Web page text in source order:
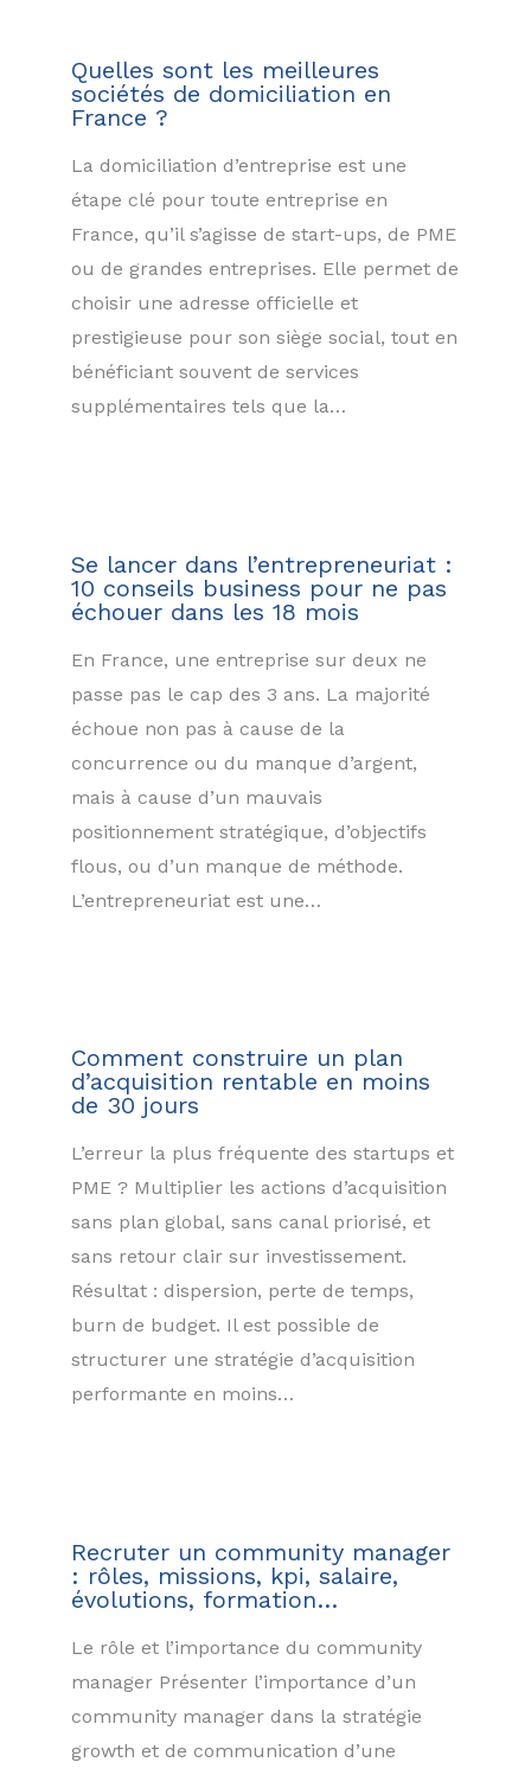
Quelles sont les meilleures
sociétés de domiciliation en
France ?
La domiciliation d’entreprise est une
étape clé pour toute entreprise en
France, qu’il s’agisse de start-ups, de PME
ou de grandes entreprises. Elle permet de
choisir une adresse officielle et
prestigieuse pour son siège social, tout en
bénéficiant souvent de services
supplémentaires tels que la…
Se lancer dans l’entrepreneuriat :
10 conseils business pour ne pas
échouer dans les 18 mois
En France, une entreprise sur deux ne
passe pas le cap des 3 ans. La majorité
échoue non pas à cause de la
concurrence ou du manque d’argent,
mais à cause d’un mauvais
positionnement stratégique, d’objectifs
flous, ou d’un manque de méthode.
L’entrepreneuriat est une…
Comment construire un plan
d’acquisition rentable en moins
de 30 jours
L’erreur la plus fréquente des startups et
PME ? Multiplier les actions d’acquisition
sans plan global, sans canal priorisé, et
sans retour clair sur investissement.
Résultat : dispersion, perte de temps,
burn de budget. Il est possible de
structurer une stratégie d’acquisition
performante en moins…
Recruter un community manager
: rôles, missions, kpi, salaire,
évolutions, formation…
Le rôle et l’importance du community
manager Présenter l’importance d’un
community manager dans la stratégie
growth et de communication d’une